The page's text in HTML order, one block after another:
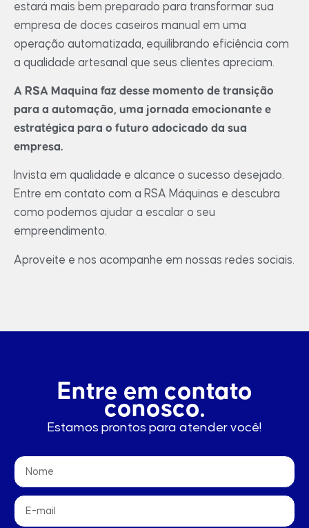
estará mais bem preparado para transformar sua
empresa de doces caseiros manual em uma
operação automatizada, equilibrando eficiência com
a qualidade artesanal que seus clientes apreciam.
A RSA Maquina faz desse momento de transição
para a automação, uma jornada emocionante e
estratégica para o futuro adocicado da sua
empresa.
Invista em qualidade e alcance o sucesso desejado.
Entre em contato com a RSA Máquinas e descubra
como podemos ajudar a escalar o seu
empreendimento.
Aproveite e nos acompanhe em nossas redes sociais.
Entre em contato
conosco.
Estamos prontos para atender você!